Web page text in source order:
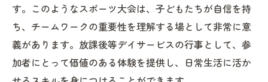
す。このようなスポーツ大会は、子どもたちが自信を持
ち、チームワークの重要性を理解する場として非常に意
義があります。放課後等デイサービスの行事として、参
加者にとって価値のある体験を提供し、日常生活に活か